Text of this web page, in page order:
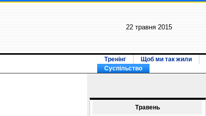
22 травня 2015
Тренінг Щоб ми так жили
Суспільство
Травень